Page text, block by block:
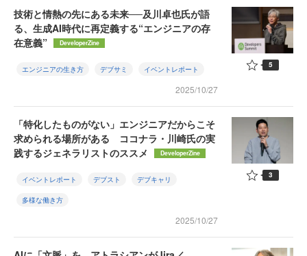
技術と情熱の先にある未来──及川卓也氏が語
る、生成AI時代に再定義する“エンジニアの存
在意義”
DeveloperZine
エンジニアの生き方 デブサミ イベントレポート
2025/10/27
5
「特化したものがない」エンジニアだからこそ
求められる場所がある ココナラ・川崎氏の実
践するジェネラリストのススメ
DeveloperZine
イベントレポート デブスト デブキャリ
多様な働き方
2025/10/27
3